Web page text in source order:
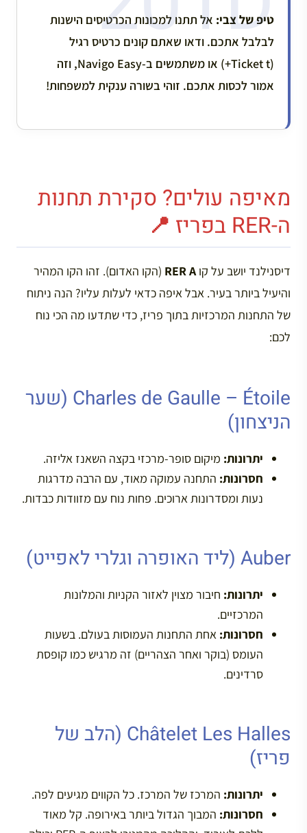
טיפ של צבי: אל תתנו למכונות הכרטיסים הישנות
לבלבל אתכם. ודאו שאתם קונים כרטיס רגיל
(Ticket t+) או משתמשים ב-Navigo Easy, וזה
אמור לכסות אתכם. זוהי בשורה ענקית למשפחות!
מאיפה עולים? סקירת תחנות
ה-RER בפריז 📍
דיסנילנד יושב על קוRER A (הקו האדום). זהו הקו המהיר
והיעיל ביותר בעיר. אבל איפה כדאי לעלות עליו? הנה ניתוח
של התחנות המרכזיות בתוך פריז, כדי שתדעו מה הכי נוח
לכם:
Charles de Gaulle – Étoile (שער
הניצחון)
יתרונות: מיקום סופר-מרכזי בקצה השאנז אליזה.
חסרונות: התחנה עמוקה מאוד, עם הרבה מדרגות
נעות ומסדרונות ארוכים. פחות נוח עם מזוודות כבדות.
Auber (ליד האופרה וגלרי לאפייט)
יתרונות: חיבור מצוין לאזור הקניות והמלונות
המרכזיים.
חסרונות: אחת התחנות העמוסות בעולם. בשעות
העומס (בוקר ואחר הצהריים) זה מרגיש כמו קופסת
סרדינים.
Châtelet Les Halles (הלב של
פריז)
יתרונות: המרכז של המרכז. כל הקווים מגיעים לפה.
חסרונות: המבוך הגדול ביותר באירופה. קל מאוד